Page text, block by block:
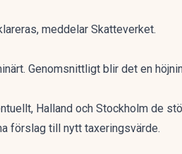
meddelar Skatteverket.
Genomsnittligt blir det en
Halland och Stockholm de
förslag till nytt taxeringsvärde.